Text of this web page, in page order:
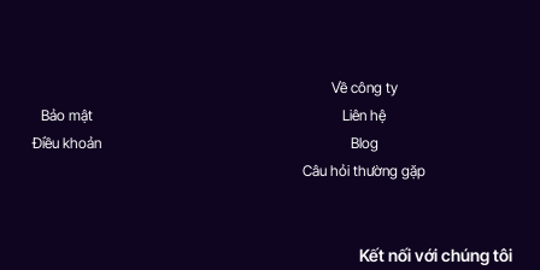
Bảo mật
Điều khoản
Về công ty
Liên hệ
Blog
Câu hỏi thường gặp
Kết nối với chúng tôi